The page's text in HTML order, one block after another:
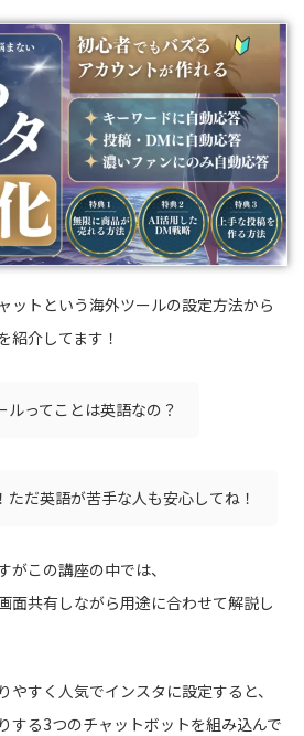
ットという海外ツールの設定方法から
紹介してます！
ルってことは英語なの？
ただ英語が苦手な人も安心してね！
がこの講座の中では、
面共有しながら用途に合わせて解説し
すく人気でインスタに設定すると、
する3つのチャットボットを組み込んで